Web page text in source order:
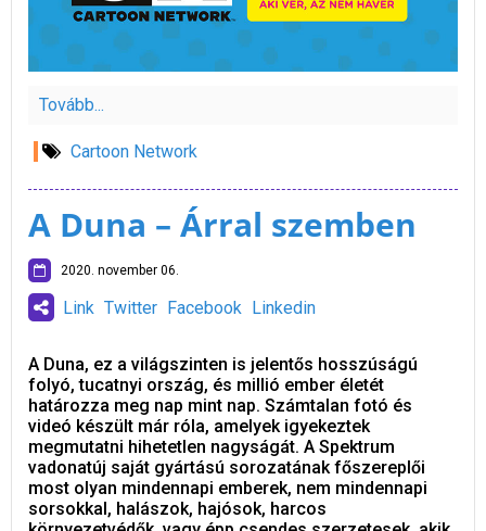
Tovább...
Cartoon Network
A Duna – Árral szemben
2020. november 06.
Link Twitter Facebook Linkedin
A Duna, ez a világszinten is jelentős hosszúságú
folyó, tucatnyi ország, és millió ember életét
határozza meg nap mint nap. Számtalan fotó és
videó készült már róla, amelyek igyekeztek
megmutatni hihetetlen nagyságát. A Spektrum
vadonatúj saját gyártású sorozatának főszereplői
most olyan mindennapi emberek, nem mindennapi
sorsokkal, halászok, hajósok, harcos